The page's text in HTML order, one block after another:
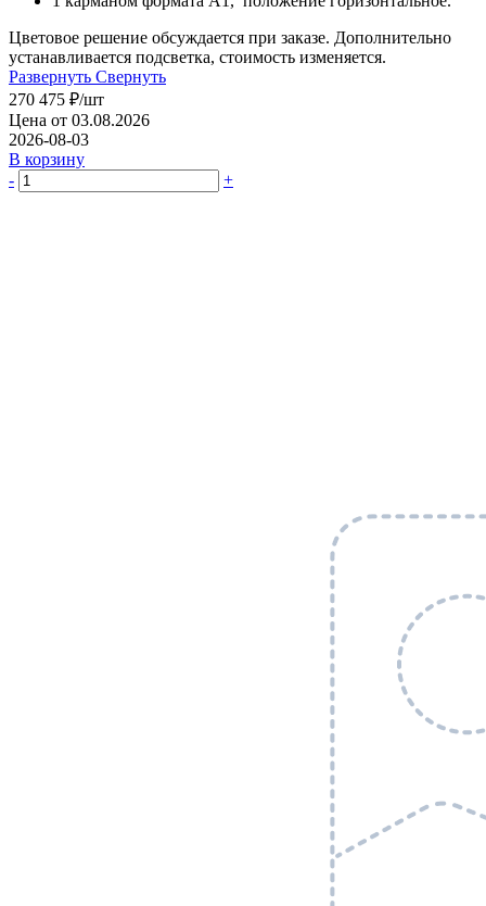
Цветовое решение обсуждается при заказе. Дополнительно
устанавливается подсветка, стоимость изменяется.
Развернуть Свернуть
270 475 ₽/шт
Цена от 03.08.2026
2026-08-03
В корзину
-
+